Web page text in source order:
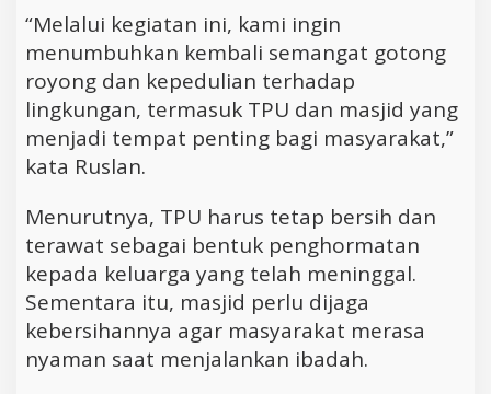
“Melalui kegiatan ini, kami ingin
menumbuhkan kembali semangat gotong
royong dan kepedulian terhadap
lingkungan, termasuk TPU dan masjid yang
menjadi tempat penting bagi masyarakat,”
kata Ruslan.
Menurutnya, TPU harus tetap bersih dan
terawat sebagai bentuk penghormatan
kepada keluarga yang telah meninggal.
Sementara itu, masjid perlu dijaga
kebersihannya agar masyarakat merasa
nyaman saat menjalankan ibadah.